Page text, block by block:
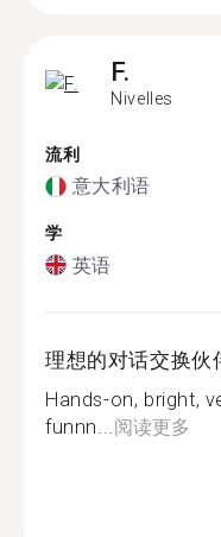
F.
Nivelles
流利
意大利语
学
英语
理想的对话交换伙
Hands-on, bright,
funnn... 阅读更多